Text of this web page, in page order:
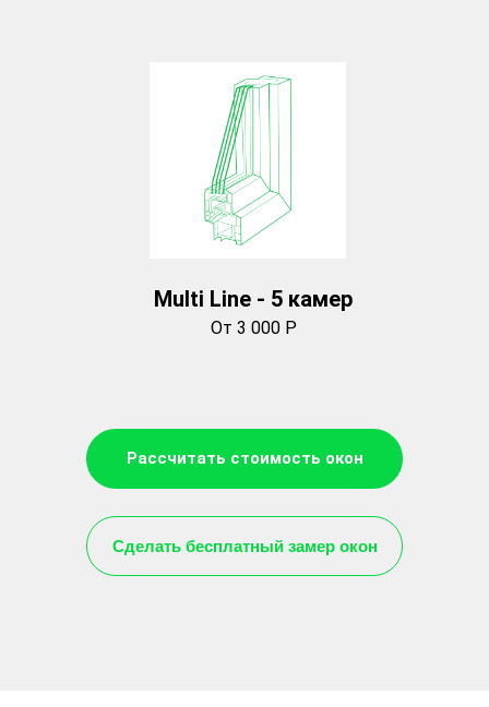
От 3 000 Р
Multi Line - 5 камер
Рассчитать стоимость окон
Сделать бесплатный замер окон